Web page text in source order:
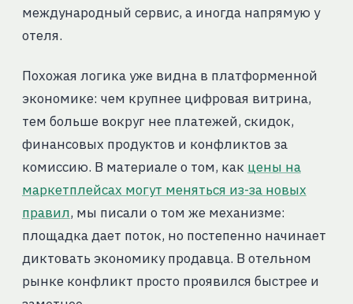
международный сервис, а иногда напрямую у
отеля.
Похожая логика уже видна в платформенной
экономике: чем крупнее цифровая витрина,
тем больше вокруг нее платежей, скидок,
финансовых продуктов и конфликтов за
комиссию. В материале о том, как цены на
маркетплейсах могут меняться из-за новых
правил, мы писали о том же механизме:
площадка дает поток, но постепенно начинает
диктовать экономику продавца. В отельном
рынке конфликт просто проявился быстрее и